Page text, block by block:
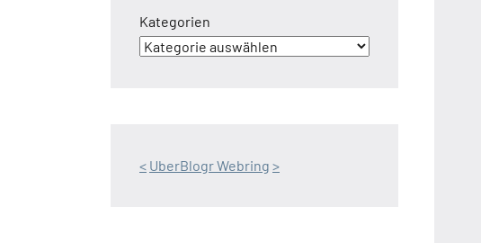
Kategorien
< UberBlogr Webring >